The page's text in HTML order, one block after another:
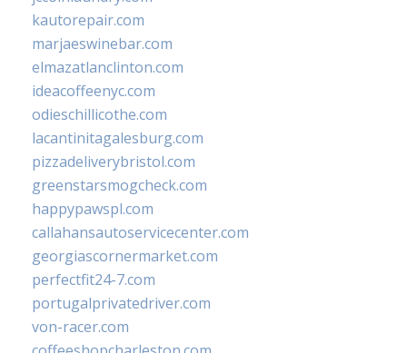
kautorepair.com
marjaeswinebar.com
elmazatlanclinton.com
ideacoffeenyc.com
odieschillicothe.com
lacantinitagalesburg.com
pizzadeliverybristol.com
greenstarsmogcheck.com
happypawspl.com
callahansautoservicecenter.com
georgiascornermarket.com
perfectfit24-7.com
portugalprivatedriver.com
von-racer.com